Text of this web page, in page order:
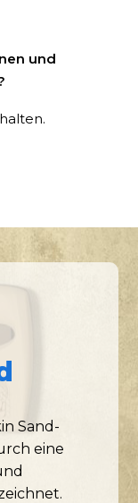
und
Sand-
eine